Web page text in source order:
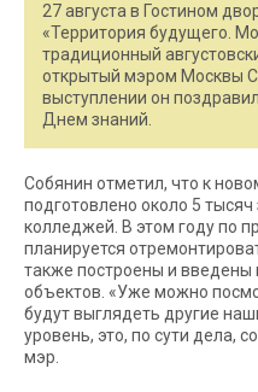
27 августа в Гостином
«Территория будущего.
традиционный
открытый мэром Москвы
выступлении он
Днем знаний.
Собянин отметил, что к
подготовлено около 5
колледжей. В этом году по
планируется
также построены и введены
объектов. «Уже можно
будут выглядеть другие
уровень, это, по сути дела,
мэр.